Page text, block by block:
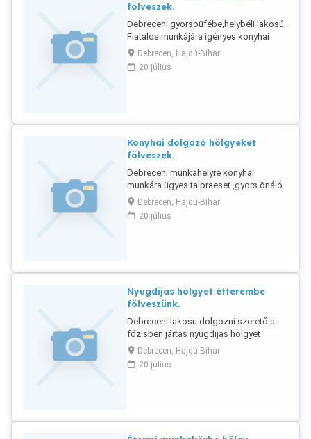
fölveszek.
Debreceni gyorsbüfébe,helybéli lakosú,
Fiatalos munkájára igényes konyhai
munkavégzésben jártas
dolgozókat,sürgősen fölveszünk.
Érd:06301948717
Debrecen, Hajdú-Bihar
20 július
Konyhai dolgozó hölgyeket
fölveszek.
Debreceni munkahelyre konyhai
munkára ügyes talpraeset ,gyors önáló
munkavégz sre k pes hölgyeket
fölveszek. Érd:06301948717.
Debrecen, Hajdú-Bihar
20 július
Nyugdijas hölgyet étterembe
fölveszünk.
Debreceni lakosu dolgozni szerető s
főz sben jártas nyugdijas hölgyet
konyhai munkavégz sre fölveszünk ,
éttermi munkakörben szerzet gyakorlat
előny. Tell: 06301948717.
Debrecen, Hajdú-Bihar
20 július